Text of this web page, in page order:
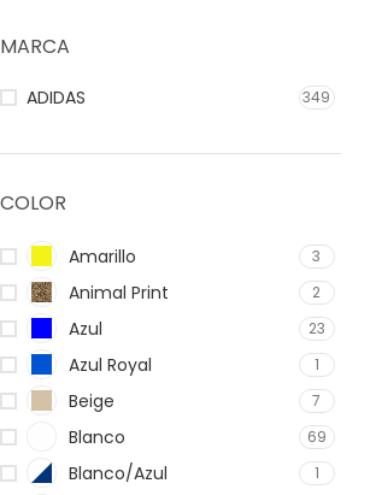
MARCA
ADIDAS 349
COLOR
Amarillo 3
Animal Print 2
Azul 23
Azul Royal 1
Beige 7
Blanco 69
Blanco/Azul 1